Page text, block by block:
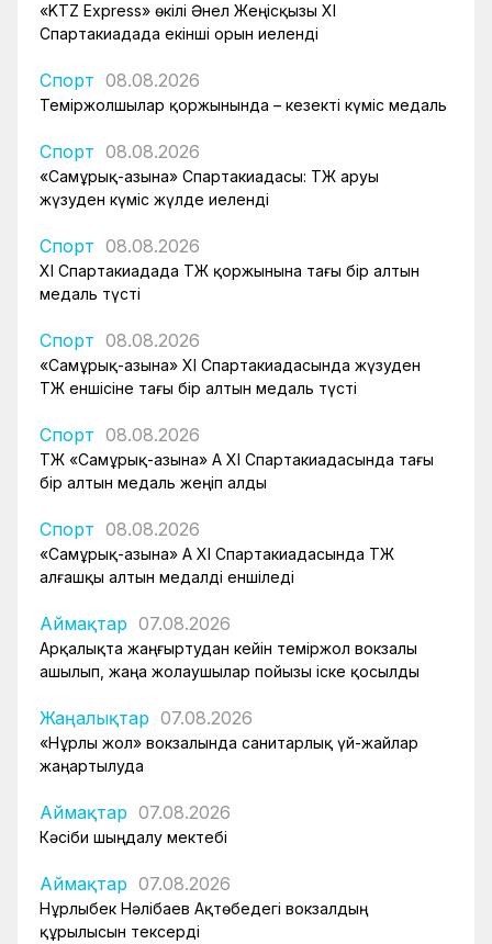
«KTZ Express» өкілі Әнел Жеңісқызы XI
Спартакиадада екінші орын иеленді
Спорт 08.08.2026
Теміржолшылар қоржынында – кезекті күміс медаль
Спорт 08.08.2026
«Самұрық-Қазына» Спартакиадасы: ҚТЖ аруы
жүзуден күміс жүлде иеленді
Спорт 08.08.2026
XI Спартакиадада ҚТЖ қоржынына тағы бір алтын
медаль түсті
Спорт 08.08.2026
«Самұрық-Қазына» XI Спартакиадасында жүзуден
ҚТЖ еншісіне тағы бір алтын медаль түсті
Спорт 08.08.2026
ҚТЖ «Самұрық-Қазына» АҚ XI Спартакиадасында тағы
бір алтын медаль жеңіп алды
Спорт 08.08.2026
«Самұрық-Қазына» АҚ XI Спартакиадасында ҚТЖ
алғашқы алтын медалді еншіледі
Аймақтар 07.08.2026
Арқалықта жаңғыртудан кейін теміржол вокзалы
ашылып, жаңа жолаушылар пойызы іске қосылды
Жаңалықтар 07.08.2026
«Нұрлы жол» вокзалында санитарлық үй-жайлар
жаңартылуда
Аймақтар 07.08.2026
Кәсіби шыңдалу мектебі
Аймақтар 07.08.2026
Нұрлыбек Нәлібаев Ақтөбедегі вокзалдың
құрылысын тексерді